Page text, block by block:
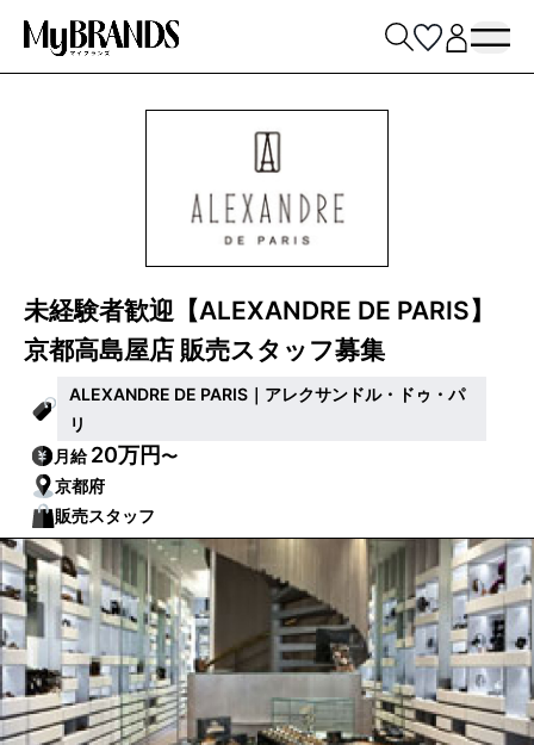
未経験者歓迎【ALEXANDRE DE PARIS】
京都高島屋店 販売スタッフ募集
ALEXANDRE DE PARIS｜アレクサンドル・ドゥ・パ
リ
月給20万円〜
京都府
販売スタッフ